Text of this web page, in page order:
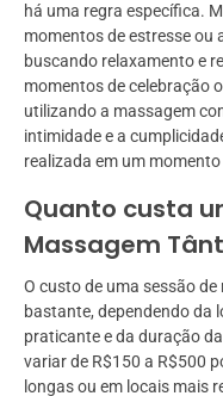
há uma regra específica.
momentos de estresse ou
buscando relaxamento e
momentos de celebração
utilizando a massagem
intimidade e a
realizada em um
Quanto custa
Massagem
O custo de uma sessão
bastante, dependendo da
praticante e da duração
variar de R$150 a R$500
longas ou em locais mais